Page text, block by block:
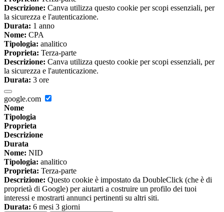
Descrizione: Canva utilizza questo cookie per scopi essenziali, per
la sicurezza e l'autenticazione.
Durata: 1 anno
Nome: CPA
Tipologia: analitico
Proprieta: Terza-parte
Descrizione: Canva utilizza questo cookie per scopi essenziali, per
la sicurezza e l'autenticazione.
Durata: 3 ore
google.com
Nome
Tipologia
Proprieta
Descrizione
Durata
Nome: NID
Tipologia: analitico
Proprieta: Terza-parte
Descrizione: Questo cookie è impostato da DoubleClick (che è di
proprietà di Google) per aiutarti a costruire un profilo dei tuoi
interessi e mostrarti annunci pertinenti su altri siti.
Durata: 6 mesi 3 giorni